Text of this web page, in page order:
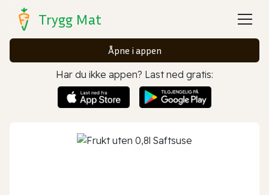
Trygg Mat
Åpne i appen
Har du ikke appen? Last ned gratis: